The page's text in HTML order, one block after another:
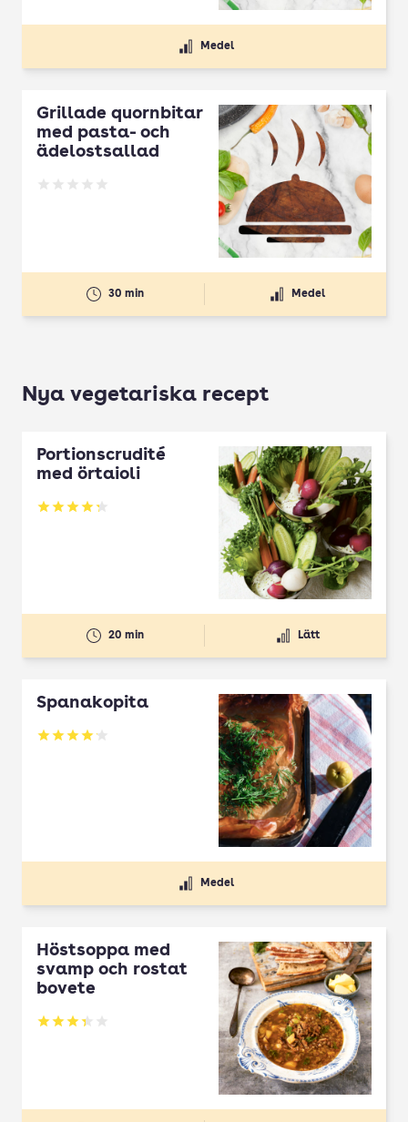
Medel
Grillade quornbitar
med pasta- och
ädelostsallad
Betyg: 0 av 5
30 min Medel
Nya vegetariska recept
Portionscrudité
med örtaioli
Betyg: 4.27 av 5
20 min Lätt
Spanakopita
Betyg: 4.1 av 5
Medel
Höstsoppa med
svamp och rostat
bovete
Betyg: 3.33 av 5